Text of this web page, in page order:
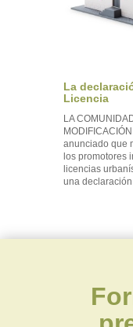
La
Licencia
LA
anunciado que
los promotores
licencias
una